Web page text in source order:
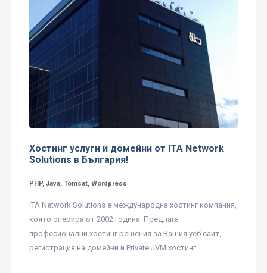
Хостинг услуги и домейни от ITA Network
Solutions в България!
PHP, Java, Tomcat, Wordpress
ITA Network Solutions е международна хостинг компания,
която оперира от 2002 година. Предлага
професионални хостинг решения за Вашия уеб сайт,
регистрация на домейни и Private JVM хостинг.